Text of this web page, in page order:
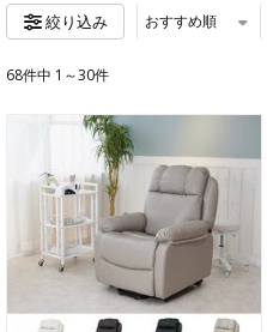
絞り込み おすすめ順
68件中 1～30件